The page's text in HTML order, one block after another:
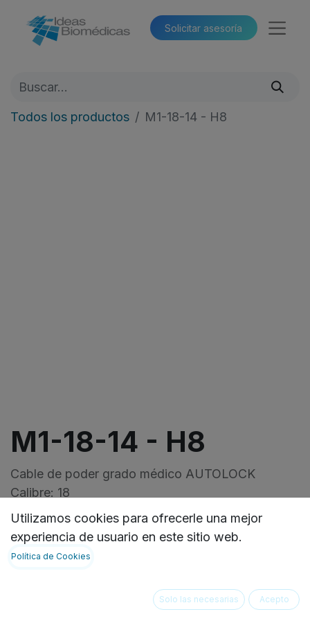
Solicitar asesoría​​
Todos los productos M1-18-14 - H8
M1-18-14 - H8
Cable de poder grado médico AUTOLOCK
Calibre: 18
Macho: NEMA 5-15P
Hembra: IEC-60320-C13
Longitud: 14 pulgadas
https://ideasbiomedicas.odoo.com/document/
4ddd-462c-9c43-2aa397cc1ad5
Utilizamos cookies para ofrecerle una mejor
experiencia de usuario en este sitio web.
Política de Cookies
Solo las necesarias Acepto